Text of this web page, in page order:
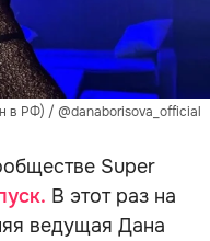
в РФ) / @danaborisova_official
Super
В этот раз на
ведущая Дана